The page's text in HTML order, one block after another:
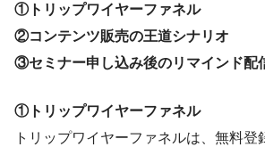
①トリップワイヤーファネル
②コンテンツ販売の王道シナリオ
③セミナー申し込み後のリマインド配
①トリップワイヤーファネル
トリップワイヤーファネルは、無料登